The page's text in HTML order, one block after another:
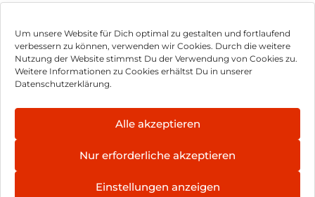
Um unsere Website für Dich optimal zu gestalten und fortlaufend
verbessern zu können, verwenden wir Cookies. Durch die weitere
Nutzung der Website stimmst Du der Verwendung von Cookies zu.
Weitere Informationen zu Cookies erhältst Du in unserer
Datenschutzerklärung.
Alle akzeptieren
Nur erforderliche akzeptieren
Einstellungen anzeigen
Impressum
Hinweis zur Batterieentsorgung